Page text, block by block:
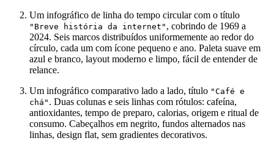
Um infográfico de linha do tempo circular com o título
"Breve história da internet" , cobrindo de 1969 a
2024. Seis marcos distribuídos uniformemente ao redor do
círculo, cada um com ícone pequeno e ano. Paleta suave em
azul e branco, layout moderno e limpo, fácil de entender de
relance.
Um infográfico comparativo lado a lado, título "Café e
chá" . Duas colunas e seis linhas com rótulos: cafeína,
antioxidantes, tempo de preparo, calorias, origem e ritual de
consumo. Cabeçalhos em negrito, fundos alternados nas
linhas, design flat, sem gradientes decorativos.